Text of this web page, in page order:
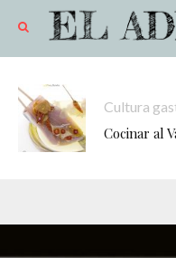
Cultura
Cocinar al